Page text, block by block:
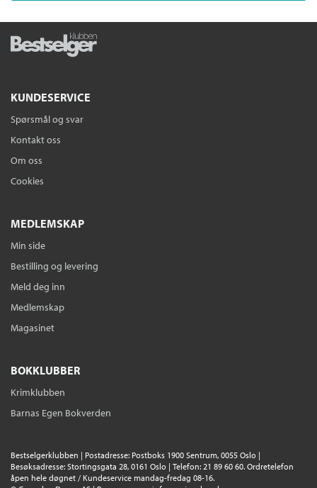
KUNDESERVICE
Spørsmål og svar
Kontakt oss
Om oss
Cookies
MEDLEMSKAP
Min side
Bestilling og levering
Meld deg inn
Medlemskap
Magasinet
BOKKLUBBER
Krimklubben
Barnas Egen Bokverden
Bestselgerklubben | Postadresse: Postboks 1900 Sentrum, 0055 Oslo |
Besøksadresse: Stortingsgata 28, 0161 Oslo | Telefon: 21 89 60 60. Ordretelefon
åpen hele døgnet / Kundeservice mandag-fredag 08-16.